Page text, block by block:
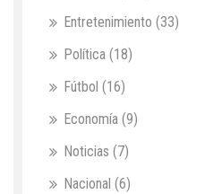
Entretenimiento (33)
Política (18)
Fútbol (16)
Economía (9)
Noticias (7)
Nacional (6)